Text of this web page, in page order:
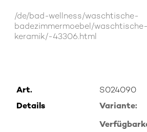
/de/bad-wellness/waschtische-
badezimmermoebel/waschtische-
keramik/-43306.html
Art.
S024090
Details
Variante: